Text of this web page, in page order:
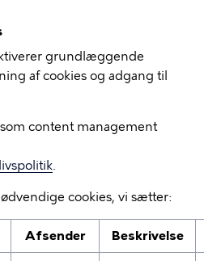
grundlæggende
af cookies og adgang til
content management
.
cookies, vi sætter:
Afsender Beskrivelse